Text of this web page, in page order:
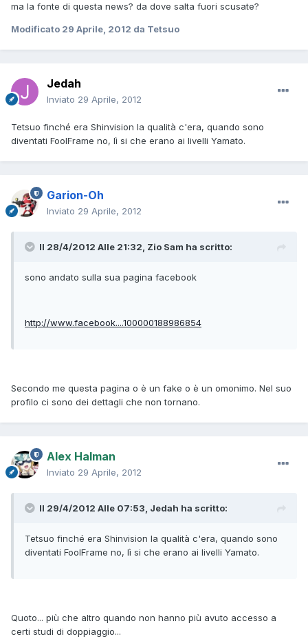
ma la fonte di questa news? da dove salta fuori scusate?
Modificato 29 Aprile, 2012 da Tetsuo
Jedah
Inviato 29 Aprile, 2012
Tetsuo finché era Shinvision la qualità c'era, quando sono
diventati FoolFrame no, lì si che erano ai livelli Yamato.
Garion-Oh
Inviato 29 Aprile, 2012
Il 28/4/2012 Alle 21:32, Zio Sam ha scritto:
sono andato sulla sua pagina facebook
http://www.facebook....100000188986854
Secondo me questa pagina o è un fake o è un omonimo. Nel suo
profilo ci sono dei dettagli che non tornano.
Alex Halman
Inviato 29 Aprile, 2012
Il 29/4/2012 Alle 07:53, Jedah ha scritto:
Tetsuo finché era Shinvision la qualità c'era, quando sono
diventati FoolFrame no, lì si che erano ai livelli Yamato.
Quoto... più che altro quando non hanno più avuto accesso a
certi studi di doppiaggio...